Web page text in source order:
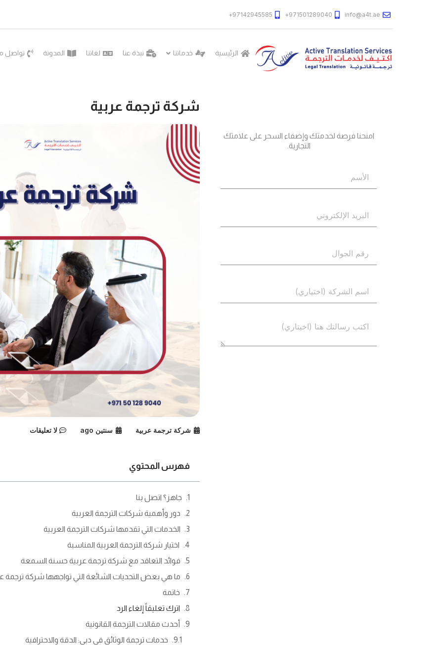
info@a4t.ae
971501289040+
97142945585+
الرئيسية خدماتنا نبذة عنا لغاتنا المدونة تواصل
امنحنا فرصة لخدمتك وإضفاء السحر على علامتك
التجارية.
شركة ترجمة عربية
شركة ترجمة عربية سنتين ago لا تعليقات
فهرس المحتوي
جاهز؟ اتصل بنا
دور وأهمية شركات الترجمة العربية
الخدمات التي تقدمها شركات الترجمة العربية
اختيار شركة الترجمة العربية المناسبة
فوائد التعاقد مع شركة ترجمة عربية حسنة السمعة
ما هي بعض التحديات الشائعة التي تواجهها شركة ترجمة
خاتمة
اترك تعليقاً إلغاء الرد
أحدث مقالات الترجمة القانونية
خدمات ترجمة الوثائق في دبي: الدقة والاحترافية